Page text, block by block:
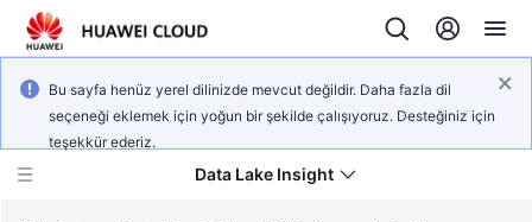
Bu sayfa henüz yerel dilinizde mevcut değildir. Daha fazla dil
seçeneği eklemek için yoğun bir şekilde çalışıyoruz. Desteğiniz için
teşekkür ederiz.
Data Lake Insight